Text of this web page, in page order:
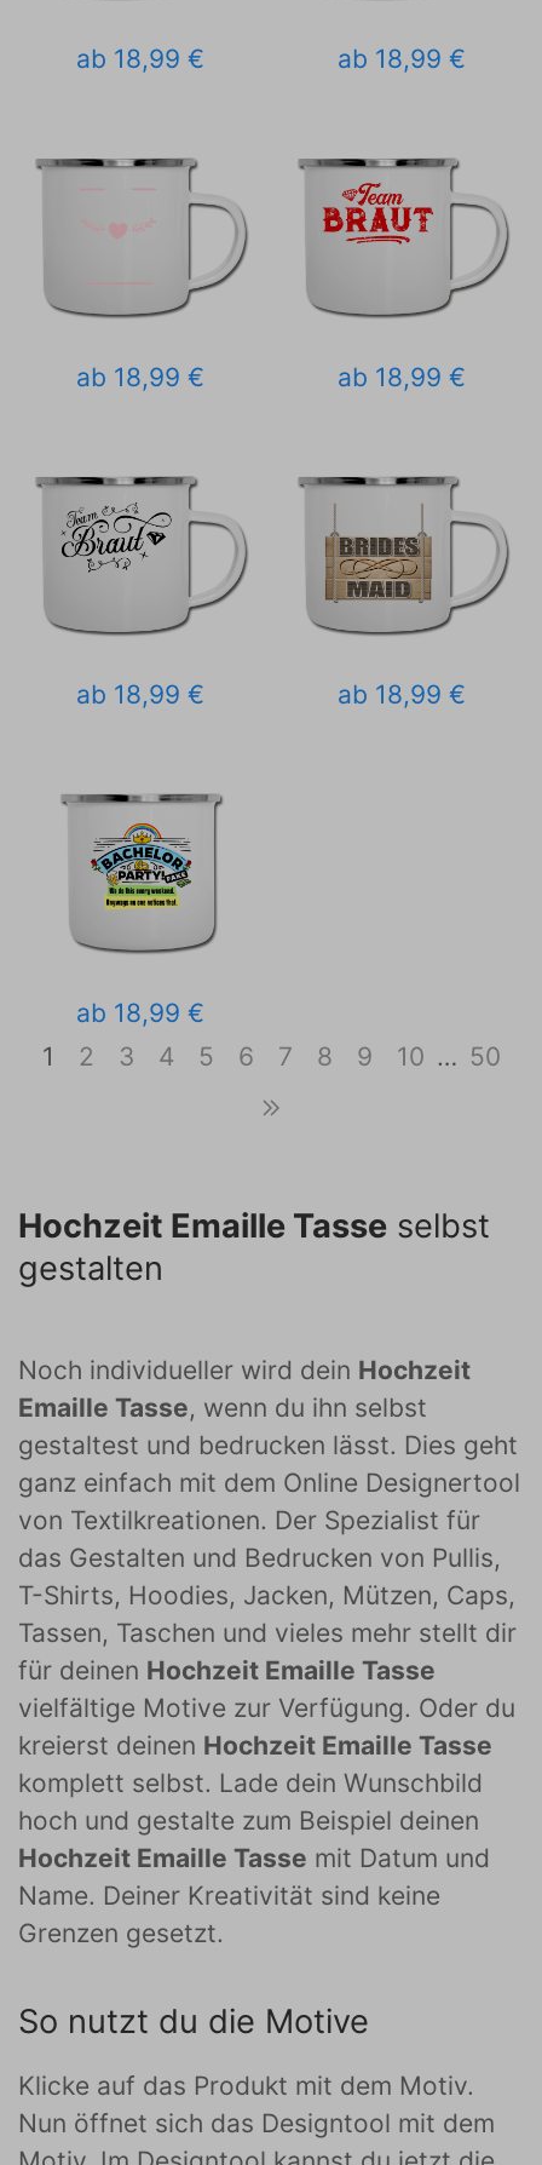
ab 18,99 € ab 18,99 €
ab 18,99 € ab 18,99 €
ab 18,99 € ab 18,99 €
ab 18,99 €
1
2 3 4 5 6 7 8 9 10 … 50
Hochzeit Emaille Tasse selbst
gestalten
Noch individueller wird dein Hochzeit
Emaille Tasse, wenn du ihn selbst
gestaltest und bedrucken lässt. Dies geht
ganz einfach mit dem Online Designertool
von Textilkreationen. Der Spezialist für
das Gestalten und Bedrucken von Pullis,
T-Shirts, Hoodies, Jacken, Mützen, Caps,
Tassen, Taschen und vieles mehr stellt dir
für deinen Hochzeit Emaille Tasse
vielfältige Motive zur Verfügung. Oder du
kreierst deinen Hochzeit Emaille Tasse
komplett selbst. Lade dein Wunschbild
hoch und gestalte zum Beispiel deinen
Hochzeit Emaille Tasse mit Datum und
Name. Deiner Kreativität sind keine
Grenzen gesetzt.
So nutzt du die Motive
Klicke auf das Produkt mit dem Motiv.
Nun öffnet sich das Designtool mit dem